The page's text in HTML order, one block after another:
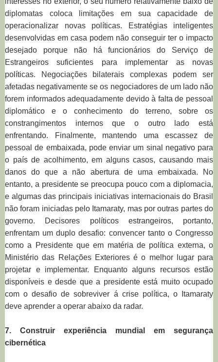
diplomatas coloca limitações em sua capacidade de
operacionalizar novas políticas. Estratégias inteligentes
desenvolvidas em casa podem não conseguir ter o impacto
desejado porque não há funcionários do Serviço de
Estrangeiros suficientes para implementar as novas
políticas. Negociações bilaterais complexas podem ser
afetadas negativamente se os negociadores de um lado não
forem informados adequadamente devido à falta de pessoal
diplomático e o conhecimento do terreno, sobre os
constrangimentos internos que o outro lado está
enfrentando. Finalmente, mantendo uma escassez de
pessoal de embaixada, pode enviar um sinal negativo para
o país de acolhimento, em alguns casos, causando mais
danos do que a não abertura de uma embaixada. No
entanto, a presidente se preocupa pouco com a diplomacia,
e algumas das principais iniciativas internacionais do Brasil
não foram iniciadas pelo Itamaraty, mas por outras partes do
governo. Decisores políticos estrangeiros, portanto,
enfrentam um duplo desafio: convencer tanto o Congresso
como a Presidente que em matéria de política externa, o
Ministério das Relações Exteriores é o melhor lugar para
projetar e implementar. Enquanto alguns recursos estão
disponíveis e desde que a presidente está muito ocupado
com o desafio de sobreviver á crise política, o Itamaraty
deve aprender a operar abaixo da radar.
7. Construir experiência mundial em segurança
cibernética